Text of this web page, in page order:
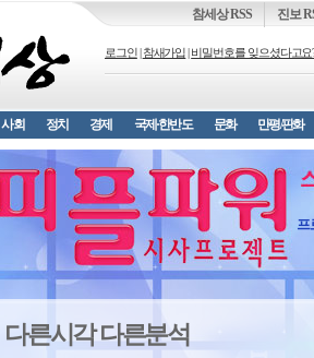
진보
참세상 RSS
로그인 참새가입 비밀번호를 잊으셨다고요
사회 정치 경제 국제·한반도 문화 만평/판화
다른시각 다른분석
프